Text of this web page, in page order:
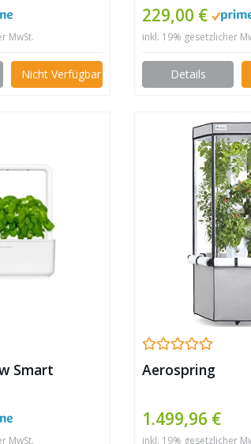
MwSt.
Nicht Verfügbar
229,00 €
inkl. 19% gesetzlicher
Details
Smart
MwSt.
Aerospring
1.499,96 €
inkl. 19% gesetzlicher